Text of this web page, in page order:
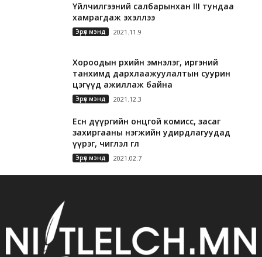
Үйлчилгээний салбарынхан III тундаа
хамрагдаж эхэллээ
Эрүүл мэнд 2021.11.9
Хороодын өрхийн эмнэлэг, иргэний
танхимд дархлаажуулалтын суурин
цэгүүд ажиллаж байна
Эрүүл мэнд 2021.12.3
Есөн дүүргийн онцгой комисс, засаг
захиргааны нэгжийн удирдлагуудад
үүрэг, чиглэл өглөө
Эрүүл мэнд 2021.02.7